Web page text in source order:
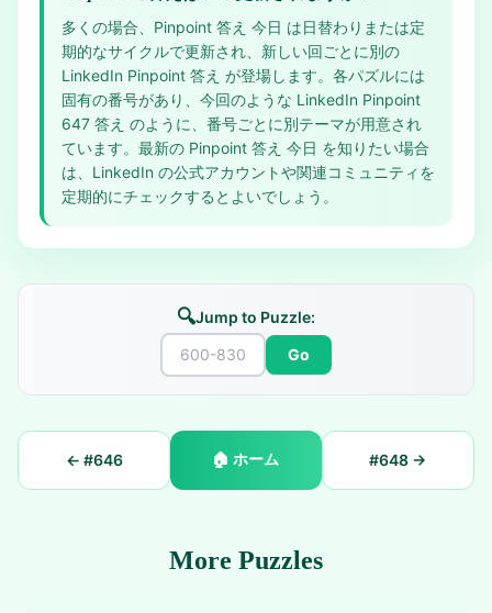
多くの場合、Pinpoint 答え 今日 は日替わりまたは定
期的なサイクルで更新され、新しい回ごとに別の
LinkedIn Pinpoint 答え が登場します。各パズルには
固有の番号があり、今回のような LinkedIn Pinpoint
647 答え のように、番号ごとに別テーマが用意され
ています。最新の Pinpoint 答え 今日 を知りたい場合
は、LinkedIn の公式アカウントや関連コミュニティを
定期的にチェックするとよいでしょう。
🔍Jump to Puzzle:
Go
← #646 🏠ホーム #648 →
More Puzzles